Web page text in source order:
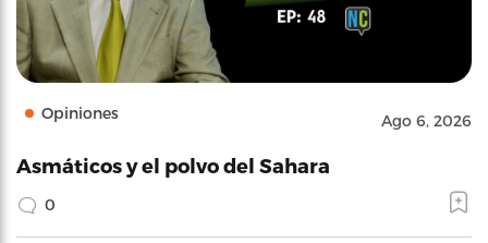
Opiniones Ago 6, 2026
Asmáticos y el polvo del Sahara
0